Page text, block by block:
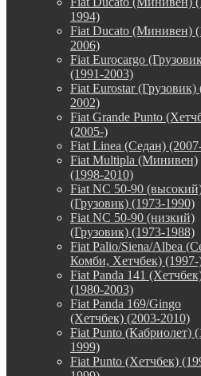
1994)
Fiat Ducato (Минивен)
2006)
Fiat Eurocargo
(1991-2003)
Fiat Eurostar (Грузовик)
2002)
Fiat Grande Punto
(2005-)
Fiat Linea (Седан)
Fiat Multipla (Минивен)
(1998-2010)
Fiat NC 50-90
(Грузовик) (1973-1990)
Fiat NC 50-90 (низкий)
(Грузовик) (1973-1988)
Fiat Palio/Siena/Albea
Комби, Хетчбек) (1997-
Fiat Panda 141
(1980-2003)
Fiat Panda 169/Gingo
(Хетчбек) (2003-2010)
Fiat Punto (Кабриолет)
1999)
Fiat Punto (Хетчбек)